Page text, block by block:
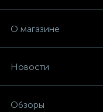
О магазине
Новости
Обзоры